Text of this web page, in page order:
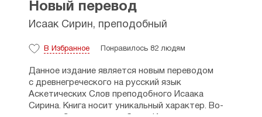
Новый перевод
Исаак Сирин, преподобный
В Избранное Понравилось 82 людям
Данное издание является новым переводом
с древнегреческого на русский язык
Аскетических Слов преподобного Исаака
Сирина. Книга носит уникальный характер. Во-